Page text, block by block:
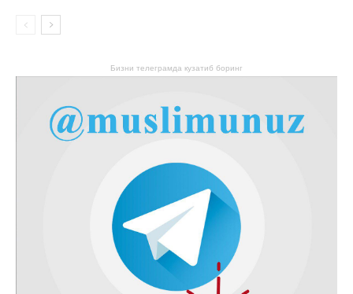
Бизни телеграмда кузатиб боринг